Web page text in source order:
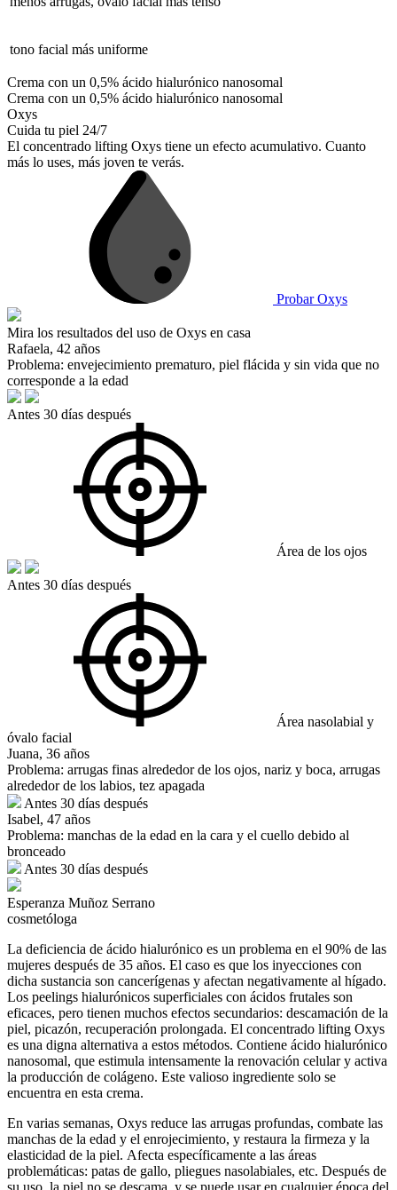
tono facial más uniforme
Crema con un 0,5% ácido hialurónico nanosomal
Crema con un 0,5% ácido hialurónico nanosomal
Oxys
Cuida tu piel 24/7
El concentrado lifting Oxys tiene un efecto acumulativo. Cuanto
más lo uses, más joven te verás.
Probar Oxys
Mira los resultados del uso de Oxys en casa
Rafaela, 42 años
Problema: envejecimiento prematuro, piel flácida y sin vida que no
corresponde a la edad
Antes 30 días después
Área de los ojos
Antes 30 días después
Área nasolabial y
óvalo facial
Juana, 36 años
Problema: arrugas finas alrededor de los ojos, nariz y boca, arrugas
alrededor de los labios, tez apagada
Antes 30 días después
Isabel, 47 años
Problema: manchas de la edad en la cara y el cuello debido al
bronceado
Antes 30 días después
Esperanza Muñoz Serrano
cosmetóloga
La deficiencia de ácido hialurónico es un problema en el 90% de las
mujeres después de 35 años. El caso es que los inyecciones con
dicha sustancia son cancerígenas y afectan negativamente al hígado.
Los peelings hialurónicos superficiales con ácidos frutales son
eficaces, pero tienen muchos efectos secundarios: descamación de la
piel, picazón, recuperación prolongada. El concentrado lifting Oxys
es una digna alternativa a estos métodos. Contiene ácido hialurónico
nanosomal, que estimula intensamente la renovación celular y activa
la producción de colágeno. Este valioso ingrediente solo se
encuentra en esta crema.
En varias semanas, Oxys reduce las arrugas profundas, combate las
manchas de la edad y el enrojecimiento, y restaura la firmeza y la
elasticidad de la piel. Afecta específicamente a las áreas
problemáticas: patas de gallo, pliegues nasolabiales, etc. Después de
su uso, la piel no se descama, y se puede usar en cualquier época del